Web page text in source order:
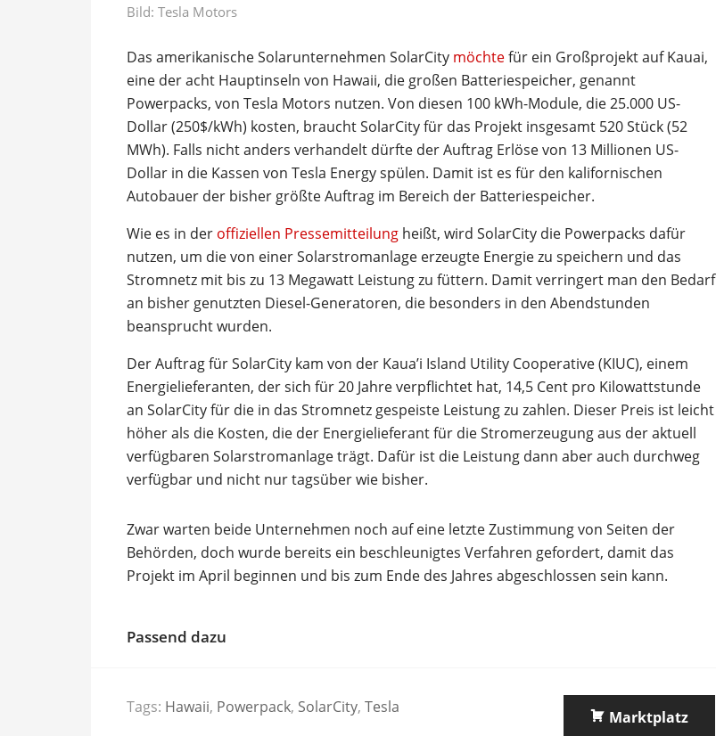
Bild: Tesla Motors
Das amerikanische Solarunternehmen SolarCity möchtefür ein Großprojekt auf Kauai,
eine der acht Hauptinseln von Hawaii, die großen Batteriespeicher, genannt
Powerpacks, von Tesla Motors nutzen. Von diesen 100 kWh-Module, die 25.000 US-
Dollar (250$/kWh) kosten, braucht SolarCity für das Projekt insgesamt 520 Stück (52
MWh). Falls nicht anders verhandelt dürfte der Auftrag Erlöse von 13 Millionen US-
Dollar in die Kassen von Tesla Energy spülen. Damit ist es für den kalifornischen
Autobauer der bisher größte Auftrag im Bereich der Batteriespeicher.
Wie es in der offiziellen Pressemitteilung heißt, wird SolarCity die Powerpacks dafür
nutzen, um die von einer Solarstromanlage erzeugte Energie zu speichern und das
Stromnetz mit bis zu 13 Megawatt Leistung zu füttern. Damit verringert man den Bedarf
an bisher genutzten Diesel-Generatoren, die besonders in den Abendstunden
beansprucht wurden.
Der Auftrag für SolarCity kam von der Kaua’i Island Utility Cooperative (KIUC), einem
Energielieferanten, der sich für 20 Jahre verpflichtet hat, 14,5 Cent pro Kilowattstunde
an SolarCity für die in das Stromnetz gespeiste Leistung zu zahlen. Dieser Preis ist leicht
höher als die Kosten, die der Energielieferant für die Stromerzeugung aus der aktuell
verfügbaren Solarstromanlage trägt. Dafür ist die Leistung dann aber auch durchweg
verfügbar und nicht nur tagsüber wie bisher.
Zwar warten beide Unternehmen noch auf eine letzte Zustimmung von Seiten der
Behörden, doch wurde bereits ein beschleunigtes Verfahren gefordert, damit das
Projekt im April beginnen und bis zum Ende des Jahres abgeschlossen sein kann.
Passend dazu
Tags: Hawaii, Powerpack, SolarCity, Tesla
Marktplatz